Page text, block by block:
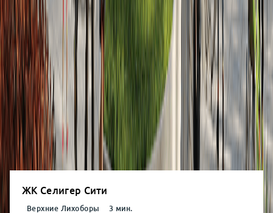
Январь
Похожие ЖК
Смотреть все
Студия
от
32.4 м²
от
17,64 млн
1-комн.
от
38.3 м²
от
20,42 млн
2-комн.
от
57.7
м²
28,60 млн
3-комн.
от 89.2
м²
от 38,42 млн
ЖК Селигер Сити
Верхние Лихоборы 3 мин.